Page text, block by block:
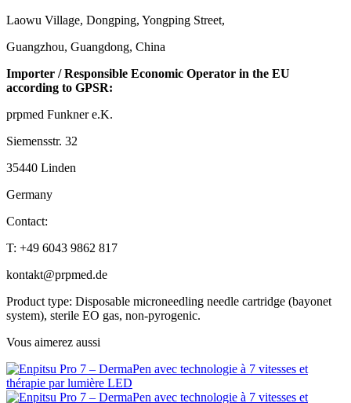
Laowu Village, Dongping, Yongping Street,
Guangzhou, Guangdong, China
Importer / Responsible Economic Operator in the EU
according to GPSR:
prpmed Funkner e.K.
Siemensstr. 32
35440 Linden
Germany
Contact:
T: +49 6043 9862 817
kontakt@prpmed.de
Product type: Disposable microneedling needle cartridge (bayonet
system), sterile EO gas, non-pyrogenic.
Vous aimerez aussi